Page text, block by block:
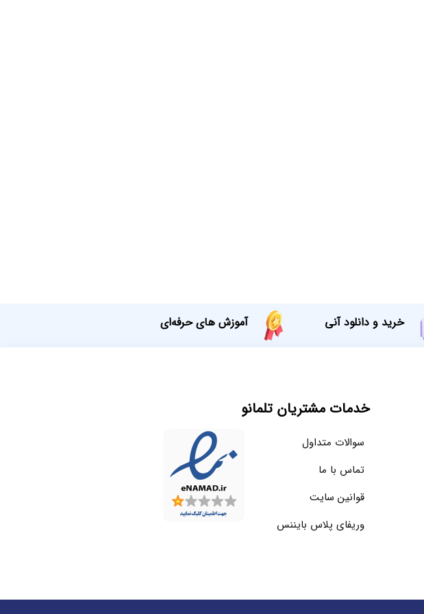
خرید و دانلود آنی آموزش های حرفه‌ای
خدمات مشتریان تلمانو
سوالات متداول
تماس با ما
قوانین سایت
وریفای پلاس بایننس